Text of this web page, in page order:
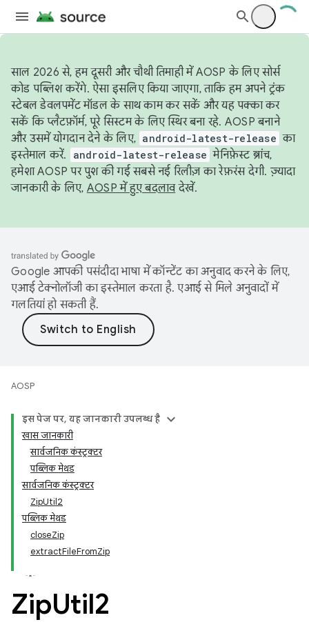
साल 2026 से, हम दूसरी और चौथी तिमाही में AOSP के लिए सोर्स
कोड पब्लिश करेंगे. ऐसा इसलिए किया जाएगा, ताकि हम अपने ट्रंक
स्टेबल डेवलपमेंट मॉडल के साथ काम कर सकें और यह पक्का कर
सकें कि प्लैटफ़ॉर्म, पूरे सिस्टम के लिए स्थिर बना रहे. AOSP बनाने
और उसमें योगदान देने के लिए, android-latest-release का
इस्तेमाल करें.
android-latest-release मेनिफ़ेस्ट ब्रांच,
हमेशा AOSP पर पुश की गई सबसे नई रिलीज़ का रेफ़रंस देगी. ज़्यादा
जानकारी के लिए, AOSP में हुए बदलावदेखें.
Google आपकी पसंदीदा भाषा में कॉन्टेंट का अनुवाद करने के लिए,
एआई टेक्नोलॉजी का इस्तेमाल करता है. एआई से मिले अनुवादों में
गलतियां हो सकती हैं.
AOSP
इस पेज पर, यह जानकारी उपलब्ध है
खास जानकारी
सार्वजनिक कंस्ट्रक्टर
पब्लिक मेथड
सार्वजनिक कंस्ट्रक्टर
ZipUtil2
पब्लिक मेथड
closeZip
extractFileFromZip
ZipUtil2